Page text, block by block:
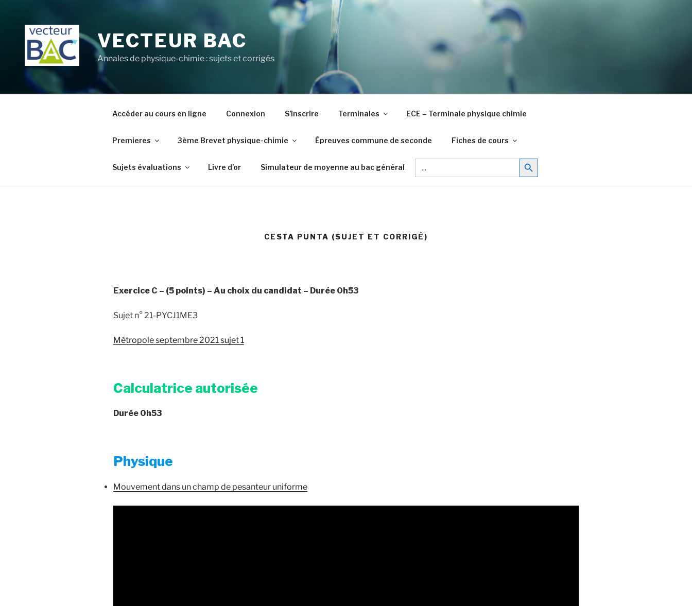
contenu
principal
VECTEUR BAC
Annales de physique-chimie : sujets et corrigés
Accéder au cours en ligne Connexion S’inscrire Terminales ECE – Terminale physique chimie
Premieres 3ème Brevet physique-chimie Épreuves commune de seconde Fiches de cours
Sujets évaluations Livre d’or Simulateur de moyenne au bac général
Search
for:
Search Button
CESTA PUNTA (SUJET ET CORRIGÉ)
Exercice C – (5 points) – Au choix du candidat – Durée 0h53
Sujet n° 21-PYCJ1ME3
Métropole septembre 2021 sujet 1
Calculatrice autorisée
Durée 0h53
Physique
Mouvement dans un champ de pesanteur uniforme